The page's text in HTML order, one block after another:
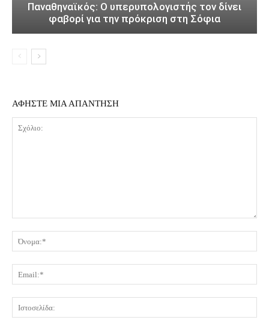
Παναθηναϊκός: Ο υπερυπολογιστής τον δίνει
φαβορί για την πρόκριση στη Σόφια
ΑΦΗΣΤΕ ΜΙΑ ΑΠΑΝΤΗΣΗ